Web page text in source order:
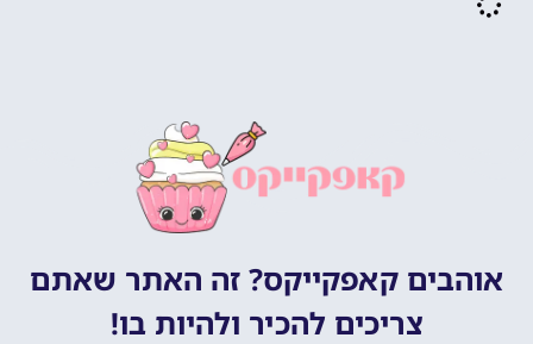
אוהבים קאפקייקס? זה האתר שאתם
צריכים להכיר ולהיות בו!